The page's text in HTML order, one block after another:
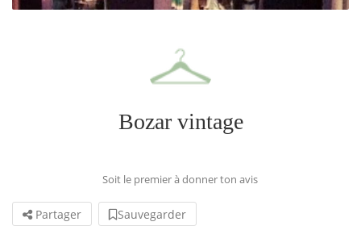
Bozar vintage
Soit le premier à donner ton avis
Partager
Sauvegarder